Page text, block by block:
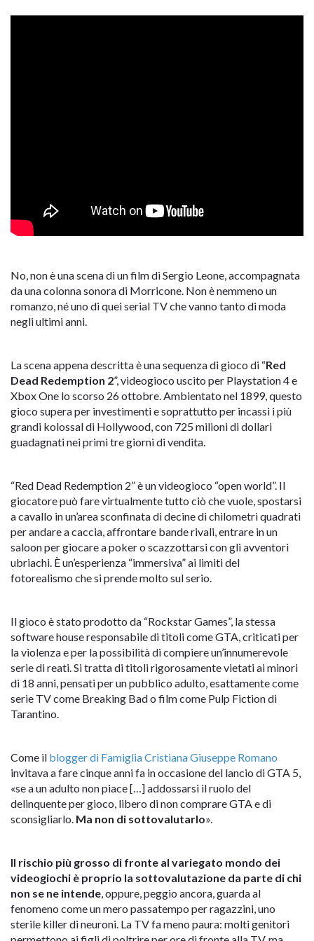
No, non è una scena di un film di Sergio Leone, accompagnata
da una colonna sonora di Morricone. Non è nemmeno un
romanzo, né uno di quei serial TV che vanno tanto di moda
negli ultimi anni.
La scena appena descritta è una sequenza di gioco di “Red
Dead Redemption 2”, videogioco uscito per Playstation 4 e
Xbox One lo scorso 26 ottobre. Ambientato nel 1899, questo
gioco supera per investimenti e soprattutto per incassi i più
grandi kolossal di Hollywood, con 725 milioni di dollari
guadagnati nei primi tre giorni di vendita.
“Red Dead Redemption 2” è un videogioco “open world”. Il
giocatore può fare virtualmente tutto ciò che vuole, spostarsi
a cavallo in un’area sconfinata di decine di chilometri quadrati
per andare a caccia, affrontare bande rivali, entrare in un
saloon per giocare a poker o scazzottarsi con gli avventori
ubriachi. È un’esperienza “immersiva” ai limiti del
fotorealismo che si prende molto sul serio.
Il gioco è stato prodotto da “Rockstar Games”, la stessa
software house responsabile di titoli come GTA, criticati per
la violenza e per la possibilità di compiere un’innumerevole
serie di reati. Si tratta di titoli rigorosamente vietati ai minori
di 18 anni, pensati per un pubblico adulto, esattamente come
serie TV come Breaking Bad o film come Pulp Fiction di
Tarantino.
Come il blogger di Famiglia Cristiana Giuseppe Romano
invitava a fare cinque anni fa in occasione del lancio di GTA 5,
«se a un adulto non piace […] addossarsi il ruolo del
delinquente per gioco, libero di non comprare GTA e di
sconsigliarlo. Ma non di sottovalutarlo».
Il rischio più grosso di fronte al variegato mondo dei
videogiochi è proprio la sottovalutazione da parte di chi
non se ne intende, oppure, peggio ancora, guarda al
fenomeno come un mero passatempo per ragazzini, uno
sterile killer di neuroni. La TV fa meno paura: molti genitori